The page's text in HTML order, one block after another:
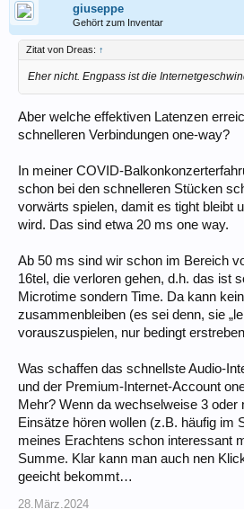
giuseppe
Gehört zum Inventar
Zitat von Dreas: ↑
Eher nicht. Engpass ist die
Aber welche effektiven Latenzen
schnelleren Verbindungen one-way?
In meiner COVID-
schon bei den schnelleren Stücken
vorwärts spielen, damit es tight bleibt
wird. Das sind etwa 20 ms one way.
Ab 50 ms sind wir schon im Bereich
16tel, die verloren gehen, d.h. das ist
Microtime sondern Time. Da kann
zusammenbleiben (es sei denn, sie
vorauszuspielen, nur bedingt
Was schaffen das schnellste Audio-
und der Premium-Internet-Account
Mehr? Wenn da wechselweise 3 oder
Einsätze hören wollen (z.B. häufig im
meines Erachtens schon interessant
Summe. Klar kann man auch nen
geeicht bekommt…
28.März.2024